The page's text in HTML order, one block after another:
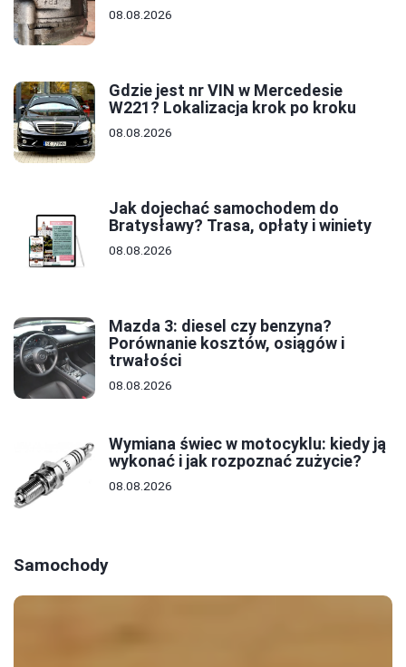
08.08.2026
Gdzie jest nr VIN w Mercedesie
W221? Lokalizacja krok po kroku
08.08.2026
Jak dojechać samochodem do
Bratysławy? Trasa, opłaty i winiety
08.08.2026
Mazda 3: diesel czy benzyna?
Porównanie kosztów, osiągów i
trwałości
08.08.2026
Wymiana świec w motocyklu: kiedy ją
wykonać i jak rozpoznać zużycie?
08.08.2026
Samochody